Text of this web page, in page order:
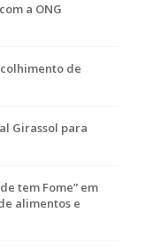
a ONG
de
Girassol para
tem Fome” em
alimentos e